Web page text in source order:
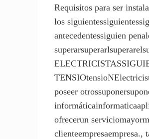
Requisitos para ser
los
antecedentessiguien
poseer
ofrecerun
clienteempresaempresa.,